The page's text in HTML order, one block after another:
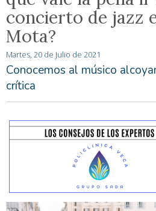
concierto de jazz
Mota?
Martes, 20 de Julio de 2021
Conocemos al músico
crítica